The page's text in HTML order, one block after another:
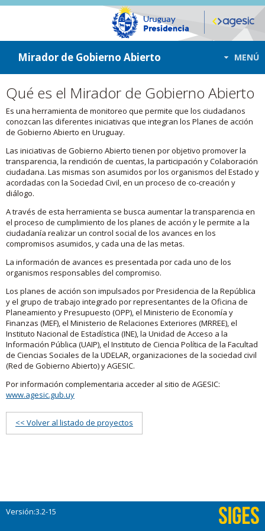
ir a contenido
ir al menú
Mirador de Gobierno Abierto MENÚ
Qué es el Mirador de Gobierno Abierto
Es una herramienta de monitoreo que permite que los ciudadanos
conozcan las diferentes iniciativas que integran los Planes de acción
de Gobierno Abierto en Uruguay.
Las iniciativas de Gobierno Abierto tienen por objetivo promover la
transparencia, la rendición de cuentas, la participación y Colaboración
ciudadana. Las mismas son asumidos por los organismos del Estado y
acordadas con la Sociedad Civil, en un proceso de co-creación y
diálogo.
A través de esta herramienta se busca aumentar la transparencia en
el proceso de cumplimiento de los planes de acción y le permite a la
ciudadanía realizar un control social de los avances en los
compromisos asumidos, y cada una de las metas.
La información de avances es presentada por cada uno de los
organismos responsables del compromiso.
Los planes de acción son impulsados por Presidencia de la República
y el grupo de trabajo integrado por representantes de la Oficina de
Planeamiento y Presupuesto (OPP), el Ministerio de Economía y
Finanzas (MEF), el Ministerio de Relaciones Exteriores (MRREE), el
Instituto Nacional de Estadística (INE), la Unidad de Acceso a la
Información Pública (UAIP), el Instituto de Ciencia Política de la Facultad
de Ciencias Sociales de la UDELAR, organizaciones de la sociedad civil
(Red de Gobierno Abierto) y AGESIC.
Por información complementaria acceder al sitio de AGESIC:
www.agesic.gub.uy
<< Volver al listado de proyectos
Versión:3.2-15